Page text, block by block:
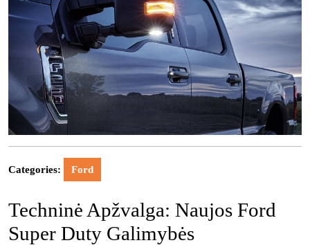
Categories: Ford
Techninė Apžvalga: Naujos Ford
Super Duty Galimybės